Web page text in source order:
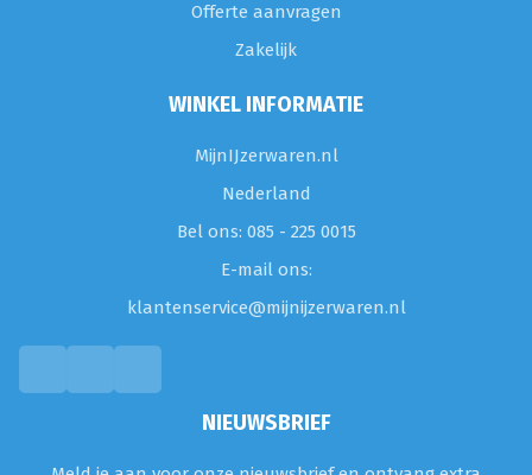
Offerte aanvragen
Zakelijk
WINKEL INFORMATIE
MijnIJzerwaren.nl
Nederland
Bel ons: 085 - 225 0015
E-mail ons:
klantenservice@mijnijzerwaren.nl
NIEUWSBRIEF